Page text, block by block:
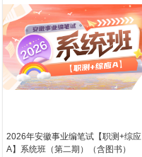
2026年安徽事业编笔试【职测+综应
A】系统班（第二期）（含图书）